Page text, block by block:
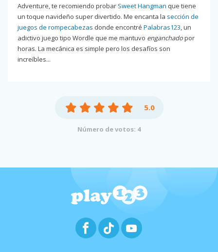
Adventure, te recomiendo probar Sweet Hangman que tiene
un toque navideño super divertido. Me encanta la sección de
juegos de rompecabezas donde encontré Palabras123, un
adictivo juego tipo Wordle que me mantuvo enganchadopor
horas. La mecánica es simple pero los desafíos son
increíbles...
5.0
Número de votos: 4